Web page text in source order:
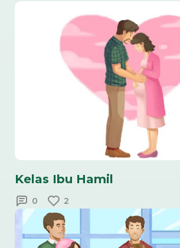
Kelas Ibu Hamil
0 2